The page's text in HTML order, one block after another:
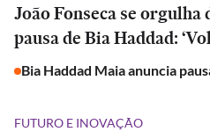
João Fonseca se
pausa de Bia Haddad:
Bia Haddad Maia anuncia
FUTURO E INOVAÇÃO